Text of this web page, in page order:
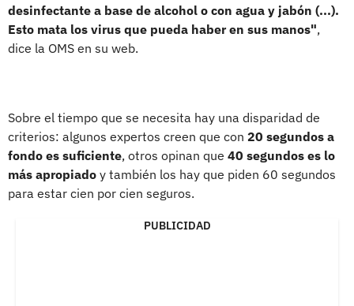
desinfectante a base de alcohol o con agua y jabón (...).
Esto mata los virus que pueda haber en sus manos",
dice la OMS en su web.
Sobre el tiempo que se necesita hay una disparidad de
criterios: algunos expertos creen que con 20 segundos a
fondo es suficiente, otros opinan que 40 segundos es lo
más apropiado y también los hay que piden 60 segundos
para estar cien por cien seguros.
PUBLICIDAD